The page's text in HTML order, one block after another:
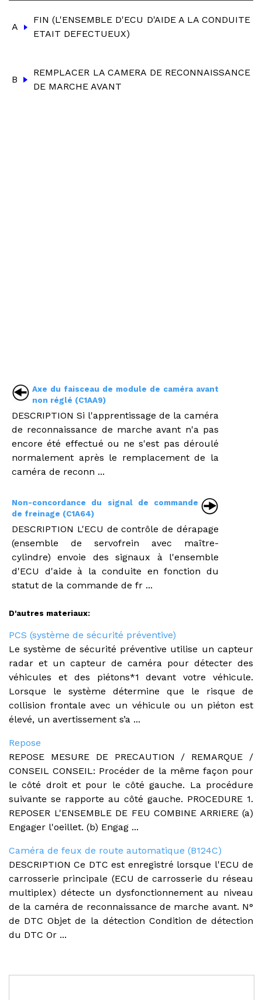
A
FIN (L'ENSEMBLE D'ECU D'AIDE A LA CONDUITE
ETAIT DEFECTUEUX)
B
REMPLACER LA CAMERA DE RECONNAISSANCE
DE MARCHE AVANT
Axe du faisceau de module de caméra avant
non réglé (C1AA9)
DESCRIPTION Si l'apprentissage de la caméra
de reconnaissance de marche avant n'a pas
encore été effectué ou ne s'est pas déroulé
normalement après le remplacement de la
caméra de reconn ...
Non-concordance du signal de commande
de freinage (C1A64)
DESCRIPTION L'ECU de contrôle de dérapage
(ensemble de servofrein avec maître-
cylindre) envoie des signaux à l'ensemble
d'ECU d'aide à la conduite en fonction du
statut de la commande de fr ...
D'autres materiaux:
PCS (système de sécurité préventive)
Le système de sécurité préventive utilise un capteur
radar et un capteur de caméra pour détecter des
véhicules et des piétons*1 devant votre véhicule.
Lorsque le système détermine que le risque de
collision frontale avec un véhicule ou un piéton est
élevé, un avertissement s’a ...
Repose
REPOSE MESURE DE PRECAUTION / REMARQUE /
CONSEIL CONSEIL: Procéder de la même façon pour
le côté droit et pour le côté gauche. La procédure
suivante se rapporte au côté gauche. PROCEDURE 1.
REPOSER L'ENSEMBLE DE FEU COMBINE ARRIERE (a)
Engager l'oeillet. (b) Engag ...
Caméra de feux de route automatique (B124C)
DESCRIPTION Ce DTC est enregistré lorsque l'ECU de
carrosserie principale (ECU de carrosserie du réseau
multiplex) détecte un dysfonctionnement au niveau
de la caméra de reconnaissance de marche avant. N°
de DTC Objet de la détection Condition de détection
du DTC Or ...